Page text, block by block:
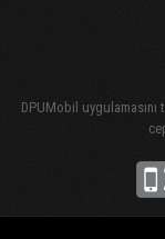
DPUMobil